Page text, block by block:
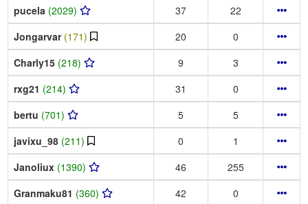
pucela (2029) 37
22
Jongarvar (171) 20
0
Charly15 (218) 9
3
rxg21 (214) 31
0
bertu (701) 5
5
javixu_98 (211) 0
1
Janoliux (1390) 46
255
Granmaku81 (360) 42
0